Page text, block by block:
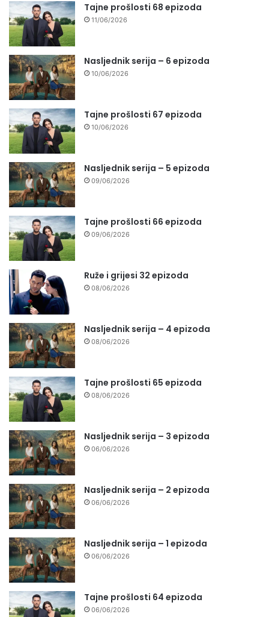
Tajne prošlosti 68 epizoda
11/06/2026
Nasljednik serija – 6 epizoda
10/06/2026
Tajne prošlosti 67 epizoda
10/06/2026
Nasljednik serija – 5 epizoda
09/06/2026
Tajne prošlosti 66 epizoda
09/06/2026
Ruže i grijesi 32 epizoda
08/06/2026
Nasljednik serija – 4 epizoda
08/06/2026
Tajne prošlosti 65 epizoda
08/06/2026
Nasljednik serija – 3 epizoda
06/06/2026
Nasljednik serija – 2 epizoda
06/06/2026
Nasljednik serija – 1 epizoda
06/06/2026
Tajne prošlosti 64 epizoda
06/06/2026